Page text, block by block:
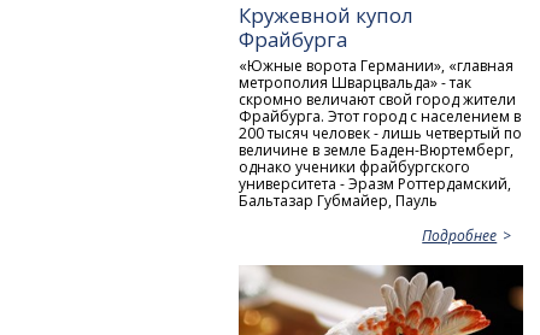
Кружевной купол
Фрайбурга
«Южные ворота Германии», «главная
метрополия Шварцвальда» - так
скромно величают свой город жители
Фрайбурга. Этот город с населением в
200 тысяч человек - лишь четвертый по
величине в земле Баден-Вюртемберг,
однако ученики фрайбургского
университета - Эразм Роттердамский,
Бальтазар Губмайер, Пауль
Подробнее